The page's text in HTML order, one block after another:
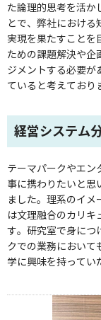
た論理的思考を活か
とで、弊社における
実現を果たすことを
ための課題解決や企
ジメントする必要が
ていると考えており
経営システム
テーマパークやエン
事に携わりたいと思
ました。理系のイ
は文理融合のカリキ
す。研究室で身につ
クでの業務において
学に興味を持ってい